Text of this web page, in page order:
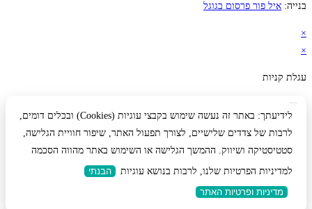
בנייה: איל פור פרסום בגוגל
×
×
עגלת קניות
לידיעתך: באתר זה נעשה שימוש בקבצי עוגיות (Cookies) ובכלים דומים,
לרבות של צדדים שלישיים, לצורך תפעול האתר, שיפור חוויית הגלישה,
סטטיסטיקה ושיווק. ההמשך הגלישה או השימוש באתר מהווה הסכמה
למדיניות הפרטיות שלנו, לרבות בנושא עוגיות
הבנתי
מדיניות ופרטיות האתר